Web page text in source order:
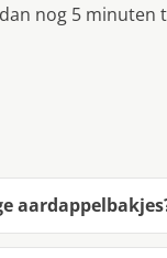
nog 5 minuten